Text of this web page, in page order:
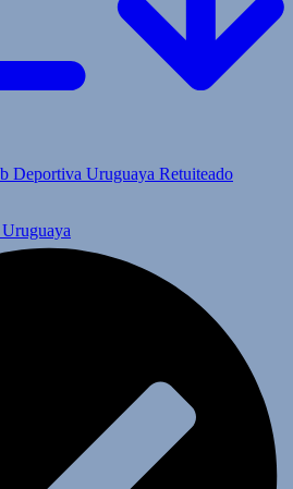
Deportiva Uruguaya Retuiteado